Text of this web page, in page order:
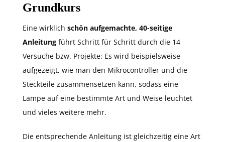
Grundkurs
Eine wirklich schön aufgemachte, 40-seitige
Anleitung führt Schritt für Schritt durch die 14
Versuche bzw. Projekte: Es wird beispielsweise
aufgezeigt, wie man den Mikrocontroller und die
Steckteile zusammensetzen kann, sodass eine
Lampe auf eine bestimmte Art und Weise leuchtet
und vieles weitere mehr.
Die entsprechende Anleitung ist gleichzeitig eine Art